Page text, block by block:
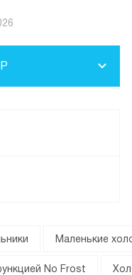
Маленькие
No Frost